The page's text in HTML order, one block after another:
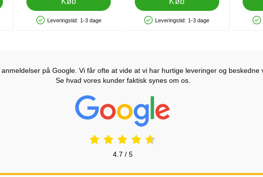
Produkttilgængelighed: På lager
Leveringstid: 1-3 dage
Produkttilgængelighed: På lager
Leveringstid: 1-3 dage
på Google. Vi får ofte at vide at vi har hurtige leveringer og beskedne
Se hvad vores kunder faktisk synes om os.
Prisjakt Anmeldelser: 4.7 Stjerne
4.7 / 5